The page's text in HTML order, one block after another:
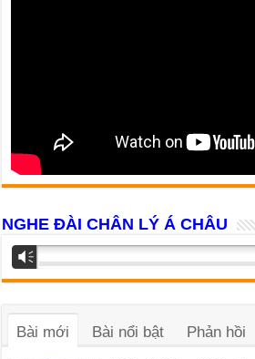
NGHE ĐÀI CHÂN LÝ Á CHÂU
Trình
phát
âm
Vm
Bài mới Bài nổi bật Phản hồi